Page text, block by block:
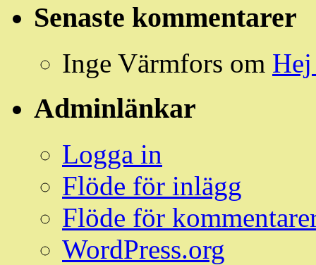
Senaste kommentarer
Inge Värmfors om
Adminlänkar
Logga in
Flöde för inlägg
Flöde för
WordPress.org